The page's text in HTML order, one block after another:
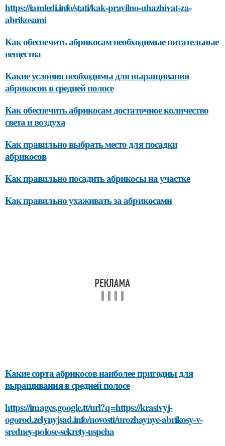
https://iamledi.info/stati/kak-pravilno-uhazhivat-za-
abrikosami
Как обеспечить абрикосам необходимые питательные
вещества
Какие условия необходимы для выращивания
абрикосов в средней полосе
Как обеспечить абрикосам достаточное количество
света и воздуха
Как правильно выбрать место для посадки
абрикосов
Как правильно посадить абрикосы на участке
Как правильно ухаживать за абрикосами
Какие сорта абрикосов наиболее пригодны для
выращивания в средней полосе
https://images.google.tt/url?q=https://krasivyj-
ogorod.zelynyjsad.info/novosti/urozhaynye-abrikosy-v-
sredney-polose-sekrety-uspeha